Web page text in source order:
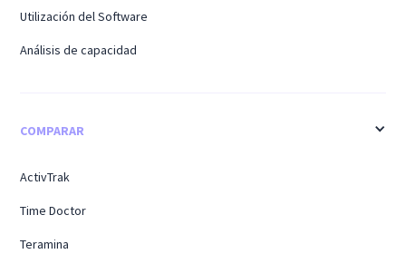
Utilización del Software
Análisis de capacidad
COMPARAR
ActivTrak
Time Doctor
Teramina